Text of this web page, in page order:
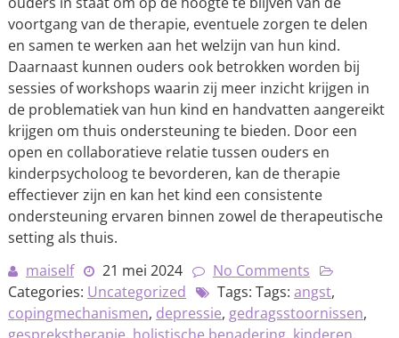
voortgang van de therapie, eventuele zorgen te delen
en samen te werken aan het welzijn van hun kind.
Daarnaast kunnen ouders ook betrokken worden bij
sessies of workshops waarin zij meer inzicht krijgen in
de problematiek van hun kind en handvatten aangereikt
krijgen om thuis ondersteuning te bieden. Door een
open en collaboratieve relatie tussen ouders en
kinderpsycholoog te bevorderen, kan de therapie
effectiever zijn en kan het kind een consistente
ondersteuning ervaren binnen zowel de therapeutische
setting als thuis.
maiself
21 mei 2024
No Comments
Categories: Uncategorized Tags: Tags: angst,
copingmechanismen, depressie, gedragsstoornissen,